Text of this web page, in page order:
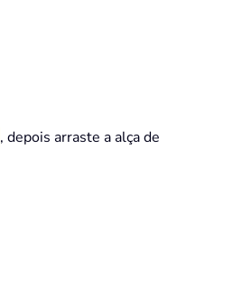
, depois arraste a alça de